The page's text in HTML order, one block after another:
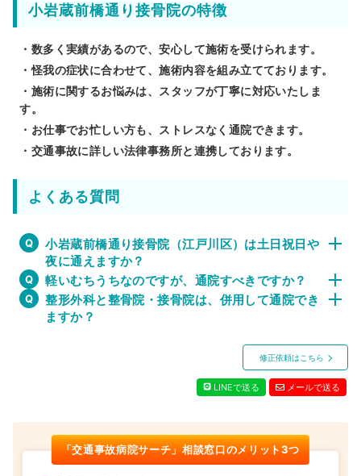
小岩蔵前橋通り接骨院の特徴
・数多く実績があるので、安心して施術を受けられます。
・怪我の症状に合わせて、施術内容を組み立てております。
・施術に関するお悩みは、スタッフが丁寧に対応いたしま
す。
・お仕事でお忙しい方も、ストレスなく通院できます。
・交通事故に詳しい法律事務所と連携しております。
よくある質問
小岩蔵前橋通り接骨院（江戸川区）は土日祝日や
夜に通えますか？
軽いむちうちなのですが、通院すべきですか？
整形外科と整骨院・接骨院は、併用して通院でき
ますか？
修正依頼はこちら
LINEで送る メールで送る
「交通事故病院サーチ」相談窓口のメリット3つ